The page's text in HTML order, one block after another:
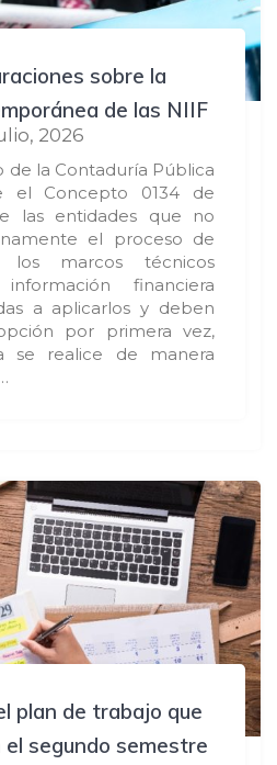
sobre la
de las NIIF
2026
de la Contaduría Pública
el Concepto 0134 de
las entidades que no
el proceso de
los marcos técnicos
financiera
a aplicarlos y deben
por primera vez,
se realice de manera
plan de trabajo que
segundo semestre